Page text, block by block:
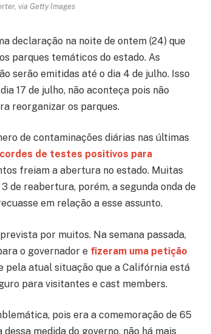
via Getty Images
declaração na noite de ontem (24) que
parques temáticos do estado. As
serão emitidas até o dia 4 de julho. Isso
17 de julho, não aconteça pois não
reorganizar os parques.
de contaminações diárias nas últimas
de testes positivos para
freiam a abertura no estado. Muitas
de reabertura, porém, a segunda onda de
em relação a esse assunto.
por muitos. Na semana passada,
o governador e fizeram uma petição
pela atual situação que a Califórnia está
para visitantes e cast members.
pois era a comemoração de 65
medida do governo, não há mais